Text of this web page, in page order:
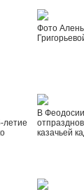
Фото
летие
В Феодосии
казачьей